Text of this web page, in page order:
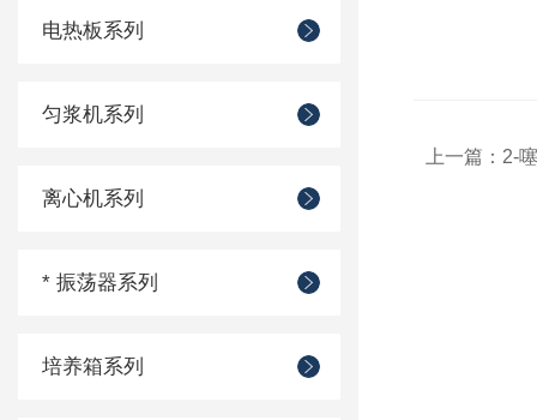
电热板系列
匀浆机系列
离心机系列
* 振荡器系列
培养箱系列
上一篇： 2-